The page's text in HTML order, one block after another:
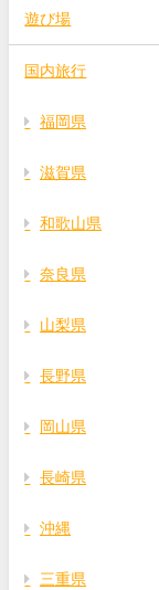
遊び場
国内旅行
福岡県
滋賀県
和歌山県
奈良県
山梨県
長野県
岡山県
長崎県
沖縄
三重県